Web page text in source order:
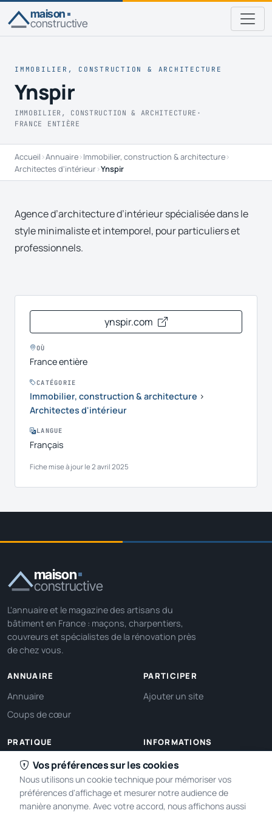
maison
constructive
IMMOBILIER, CONSTRUCTION & ARCHITECTURE
Ynspir
IMMOBILIER, CONSTRUCTION & ARCHITECTURE ·
FRANCE ENTIÈRE
Accueil ›Annuaire›Immobilier, construction & architecture›
Architectes d'intérieur›Ynspir
Agence d’architecture d’intérieur spécialisée dans le
style minimaliste et intemporel, pour particuliers et
professionnels.
ynspir.com
OÙ
France entière
CATÉGORIE
Immobilier, construction & architecture ›
Architectes d'intérieur
LANGUE
Français
Fiche mise à jour le 2 avril 2025
maison
constructive
L'annuaire et le magazine des artisans du
bâtiment en France : maçons, charpentiers,
couvreurs et spécialistes de la rénovation près
de chez vous.
ANNUAIRE
Annuaire
Coups de cœur
PARTICIPER
Ajouter un site
PRATIQUE
Ma localisation
Gérer mes cookies
INFORMATIONS
À propos
Contact
Vos préférences sur les cookies
Nous utilisons un cookie technique pour mémoriser vos
préférences d'affichage et mesurer notre audience de
manière anonyme. Avec votre accord, nous affichons aussi